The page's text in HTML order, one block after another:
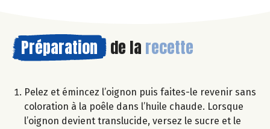
Préparation de la recette
Pelez et émincez l’oignon puis faites-le revenir sans
coloration à la poêle dans l’huile chaude. Lorsque
l’oignon devient translucide, versez le sucre et le